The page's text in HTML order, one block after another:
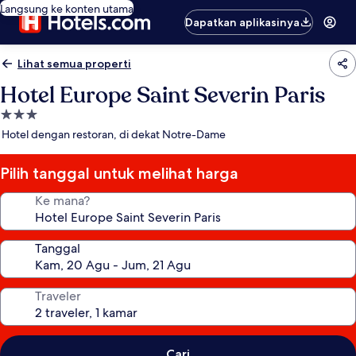
Langsung ke konten utama
Dapatkan aplikasinya
Lihat semua properti
Hotel Europe Saint Severin Paris
Properti
bintang
Hotel dengan restoran, di dekat Notre-Dame
Pilih tanggal untuk melihat harga
Ke mana?
Tanggal
Traveler